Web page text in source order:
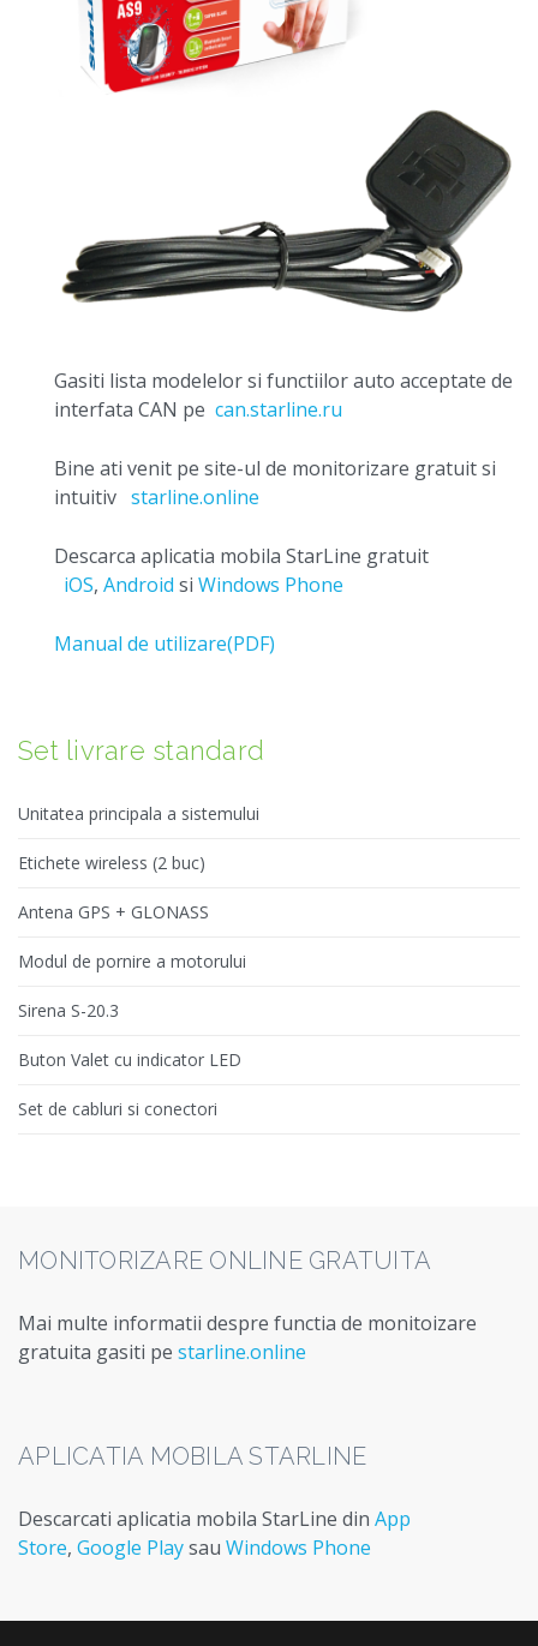
Gasiti lista modelelor si functiilor auto acceptate de
interfata CAN pe can.starline.ru
Bine ati venit pe site-ul de monitorizare gratuit si
intuitiv starline.online
Descarca aplicatia mobila StarLine gratuit
iOS, Android si Windows Phone
Manual de utilizare(PDF)
Set livrare standard
Unitatea principala a sistemului
Etichete wireless (2 buc)
Antena GPS + GLONASS
Modul de pornire a motorului
Sirena S-20.3
Buton Valet cu indicator LED
Set de cabluri si conectori
MONITORIZARE ONLINE GRATUITA
Mai multe informatii despre functia de monitoizare
gratuita gasiti pe starline.online
APLICATIA MOBILA STARLINE
Descarcati aplicatia mobila StarLine din App
Store, Google Playsau Windows Phone